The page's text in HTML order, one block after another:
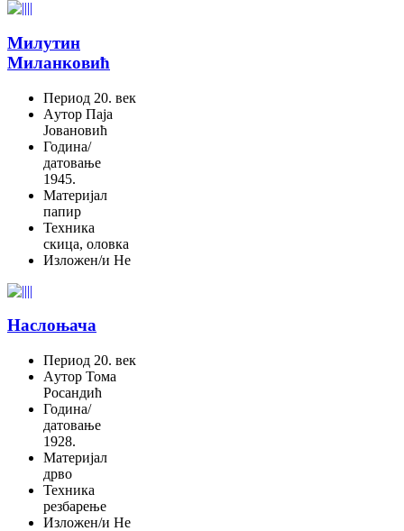
Милутин
Миланковић
Период 20. век
Aутор Паја
Јовановић
Година/
датовање
1945.
Материјал
папир
Техника
скица, оловка
Изложен/и Не
Наслоњача
Период 20. век
Aутор Тома
Росандић
Година/
датовање
1928.
Материјал
дрво
Техника
резбарење
Изложен/и Не